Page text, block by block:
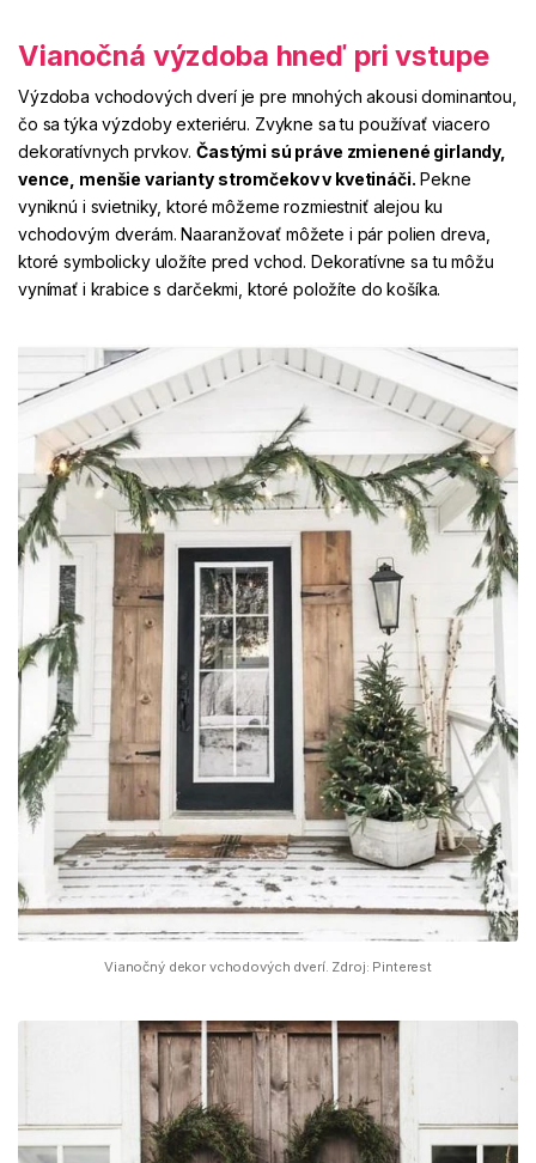
Vianočná výzdoba hneď pri vstupe
Výzdoba vchodových dverí je pre mnohých akousi dominantou,
čo sa týka výzdoby exteriéru. Zvykne sa tu používať viacero
dekoratívnych prvkov. Častými sú práve zmienené girlandy,
vence, menšie varianty stromčekov v kvetináči. Pekne
vyniknú i svietniky, ktoré môžeme rozmiestniť alejou ku
vchodovým dverám. Naaranžovať môžete i pár polien dreva,
ktoré symbolicky uložíte pred vchod. Dekoratívne sa tu môžu
vynímať i krabice s darčekmi, ktoré položíte do košíka.
Vianočný dekor vchodových dverí. Zdroj: Pinterest